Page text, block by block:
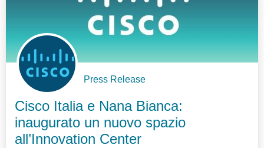
Press Release
Cisco Italia e Nana Bianca:
inaugurato un nuovo spazio
all’Innovation Center